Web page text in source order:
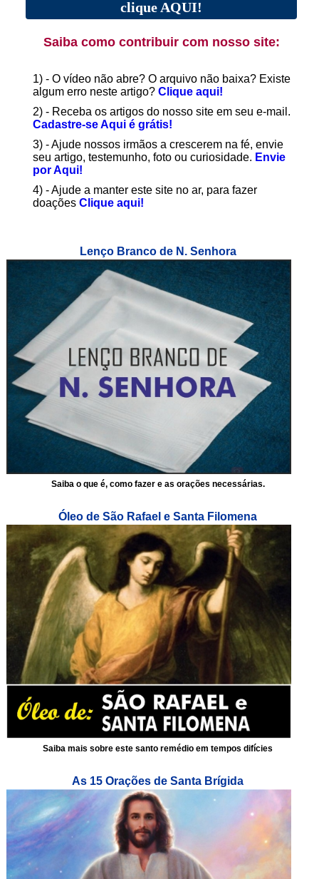
clique AQUI!
Saiba como contribuir com nosso site:
1) - O vídeo não abre? O arquivo não baixa? Existe
algum erro neste artigo? Clique aqui!
2) - Receba os artigos do nosso site em seu e-mail.
Cadastre-se Aqui é grátis!
3) - Ajude nossos irmãos a crescerem na fé, envie
seu artigo, testemunho, foto ou curiosidade. Envie
por Aqui!
4) - Ajude a manter este site no ar, para fazer
doações Clique aqui!
Lenço Branco de N. Senhora
Saiba o que é, como fazer e as orações necessárias.
Óleo de São Rafael e Santa Filomena
Saiba mais sobre este santo remédio em tempos difícies
As 15 Orações de Santa Brígida